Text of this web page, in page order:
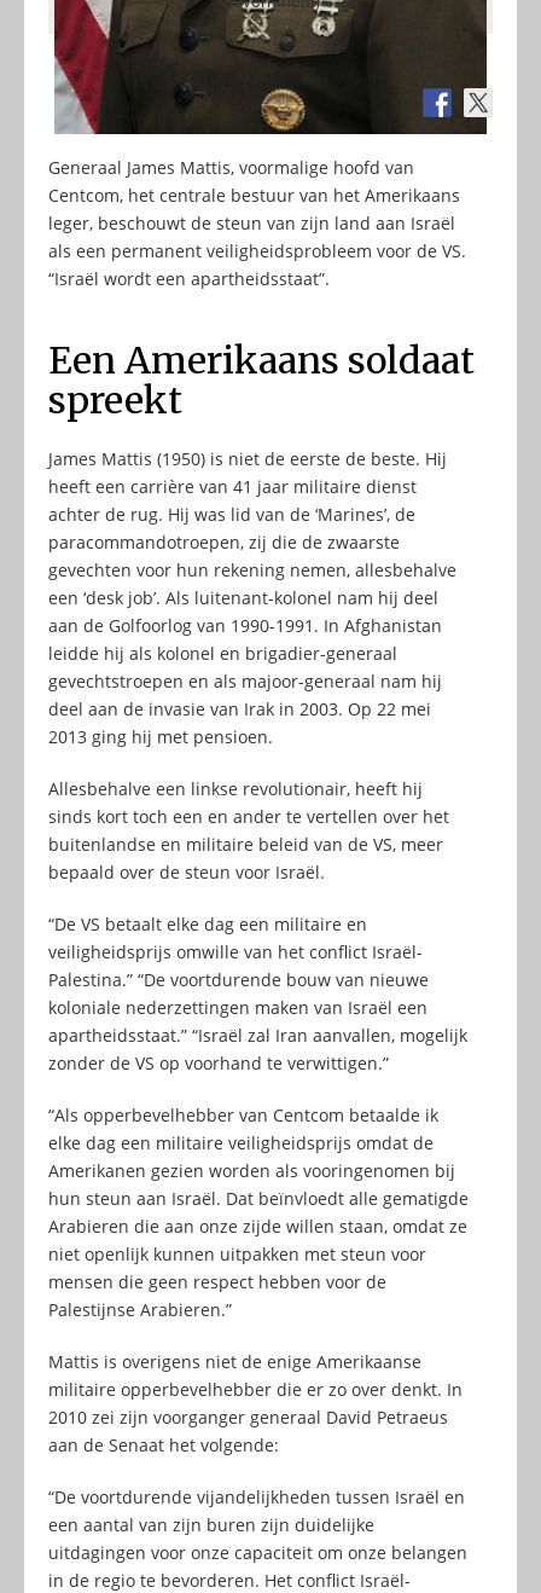
Generaal James Mattis, voormalige hoofd van
Centcom, het centrale bestuur van het Amerikaans
leger, beschouwt de steun van zijn land aan Israël
als een permanent veiligheidsprobleem voor de VS.
“Israël wordt een apartheidsstaat”.
Een Amerikaans soldaat
spreekt
James Mattis (1950) is niet de eerste de beste. Hij
heeft een carrière van 41 jaar militaire dienst
achter de rug. Hij was lid van de ‘Marines’, de
paracommandotroepen, zij die de zwaarste
gevechten voor hun rekening nemen, allesbehalve
een ‘desk job’. Als luitenant-kolonel nam hij deel
aan de Golfoorlog van 1990-1991. In Afghanistan
leidde hij als kolonel en brigadier-generaal
gevechtstroepen en als majoor-generaal nam hij
deel aan de invasie van Irak in 2003. Op 22 mei
2013 ging hij met pensioen.
Allesbehalve een linkse revolutionair, heeft hij
sinds kort toch een en ander te vertellen over het
buitenlandse en militaire beleid van de VS, meer
bepaald over de steun voor Israël.
“De VS betaalt elke dag een militaire en
veiligheidsprijs omwille van het conflict Israël-
Palestina.” “De voortdurende bouw van nieuwe
koloniale nederzettingen maken van Israël een
apartheidsstaat.” “Israël zal Iran aanvallen, mogelijk
zonder de VS op voorhand te verwittigen.”
“Als opperbevelhebber van Centcom betaalde ik
elke dag een militaire veiligheidsprijs omdat de
Amerikanen gezien worden als vooringenomen bij
hun steun aan Israël. Dat beïnvloedt alle gematigde
Arabieren die aan onze zijde willen staan, omdat ze
niet openlijk kunnen uitpakken met steun voor
mensen die geen respect hebben voor de
Palestijnse Arabieren.”
Mattis is overigens niet de enige Amerikaanse
militaire opperbevelhebber die er zo over denkt. In
2010 zei zijn voorganger generaal David Petraeus
aan de Senaat het volgende:
“De voortdurende vijandelijkheden tussen Israël en
een aantal van zijn buren zijn duidelijke
uitdagingen voor onze capaciteit om onze belangen
in de regio te bevorderen. Het conflict Israël-